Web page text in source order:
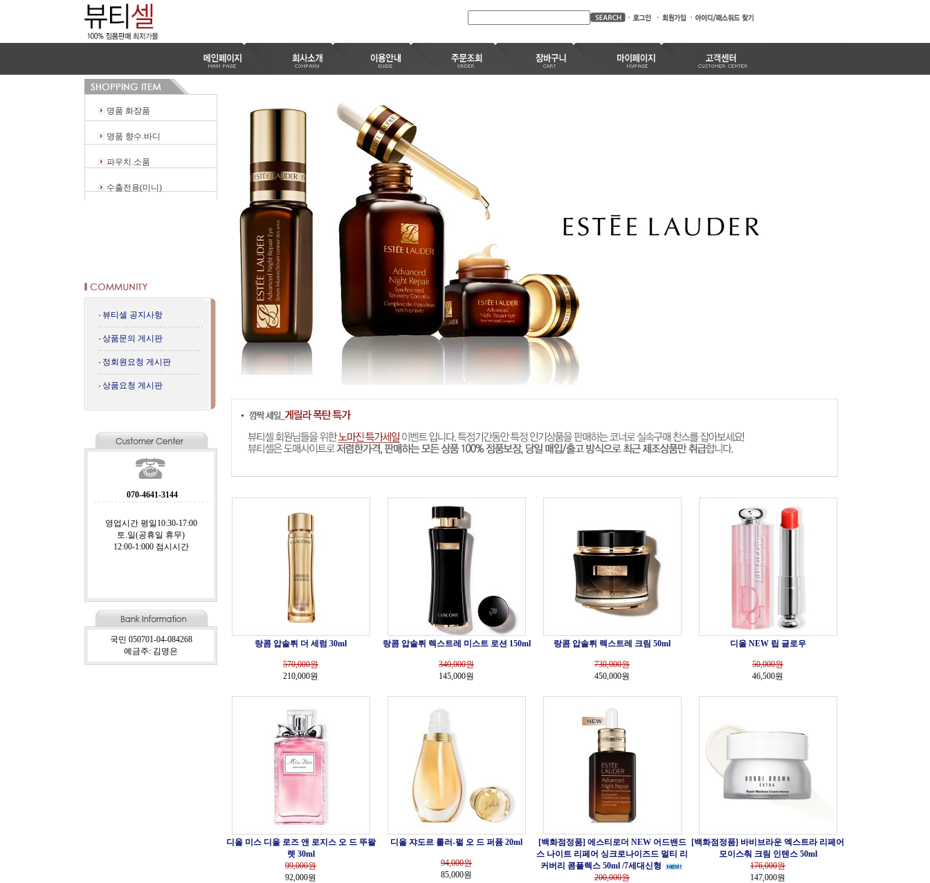
명품 화장품
명품 향수.바디
파우치.소품
수출전용(미니)
뷰티셀 공지사항
상품문의 게시판
정회원요청 게시판
상품요청 게시판
070-4641-3144
영업시간 평일10:30-17:00
토.일(공휴일 휴무)
12:00-1:000 점시시간
국민 050701-04-084268
예금주: 김명은
랑콤 압솔뤼 더 세럼 30ml
570,000원
210,000원
랑콤 압솔뤼 렉스트레 미스트 로션 150ml
340,000원
145,000원
랑콤 압솔뤼 렉스트레 크림 50ml
730,000원
450,000원
디올 NEW 립 글로우
50,000원
46,500원
디올 미스 디올 로즈 앤 로지스 오 드 뚜왈
렛 30ml
99,000원
92,000원
디올 쟈도르 롤러-펄 오 드 퍼퓸 20ml
94,000원
85,000원
[백화점정품] 에스티로더 NEW 어드밴드
스 나이트 리페어 싱크로나이즈드 멀티 리
커버리 콤플렉스 50ml /7세대신형
200,000원
[백화점정품] 바비브라운 엑스트라 리페어
모이스춰 크림 인텐스 50ml
176,000원
147,000원